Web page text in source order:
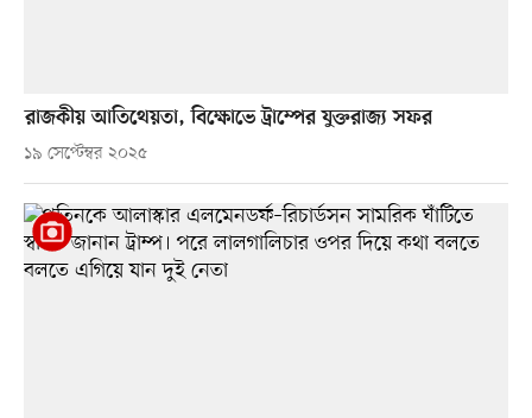
রাজকীয় আতিথেয়তা, বিক্ষোভে ট্রাম্পের যুক্তরাজ্য সফর
১৯ সেপ্টেম্বর ২০২৫